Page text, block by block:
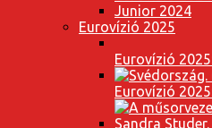
Junior 2024
Eurovízió 2025
Eurovízió
Eurovízió